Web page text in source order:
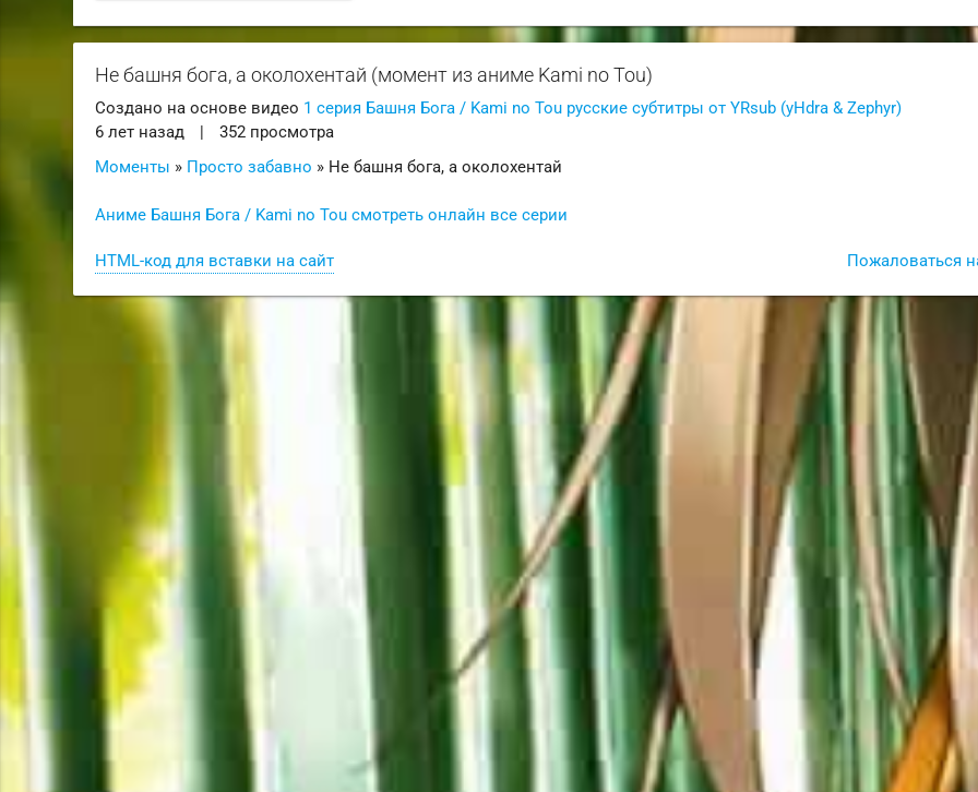
Не башня бога, а околохентай (момент из аниме Kami no Tou)
Создано на основе видео 1 серия Башня Бога / Kami no Tou русские субтитры от YRsub (yHdra & Zephyr)
6 лет назад
|
352 просмотра
Моменты » Просто забавно » Не башня бога, а околохентай
Аниме Башня Бога / Kami no Tou смотреть онлайн все серии
Пожаловаться
HTML-код для вставки на сайт